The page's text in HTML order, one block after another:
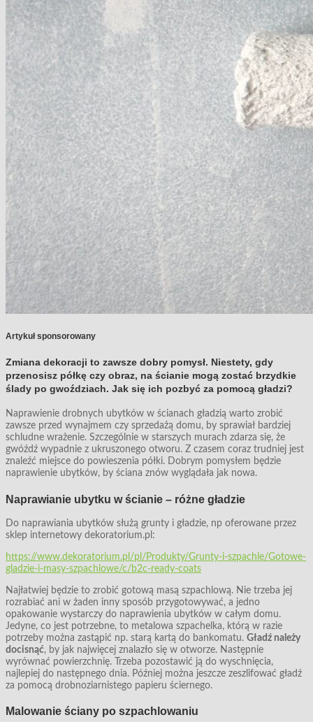
Artykuł sponsorowany
Zmiana dekoracji to zawsze dobry pomysł. Niestety, gdy
przenosisz półkę czy obraz, na ścianie mogą zostać brzydkie
ślady po gwoździach. Jak się ich pozbyć za pomocą gładzi?
Naprawienie drobnych ubytków w ścianach gładzią warto zrobić
zawsze przed wynajmem czy sprzedażą domu, by sprawiał bardziej
schludne wrażenie. Szczególnie w starszych murach zdarza się, że
gwóźdź wypadnie z ukruszonego otworu. Z czasem coraz trudniej jest
znaleźć miejsce do powieszenia półki. Dobrym pomysłem będzie
naprawienie ubytków, by ściana znów wyglądała jak nowa.
Naprawianie ubytku w ścianie – różne gładzie
Do naprawiania ubytków służą grunty i gładzie, np oferowane przez
sklep internetowy dekoratorium.pl:
https://www.dekoratorium.pl/pl/Produkty/Grunty-i-szpachle/Gotowe-
gladzie-i-masy-szpachlowe/c/b2c-ready-coats
Najłatwiej będzie to zrobić gotową masą szpachlową. Nie trzeba jej
rozrabiać ani w żaden inny sposób przygotowywać, a jedno
opakowanie wystarczy do naprawienia ubytków w całym domu.
Jedyne, co jest potrzebne, to metalowa szpachelka, którą w razie
potrzeby można zastąpić np. starą kartą do bankomatu. Gładź należy
docisnąć, by jak najwięcej znalazło się w otworze. Następnie
wyrównać powierzchnię. Trzeba pozostawić ją do wyschnięcia,
najlepiej do następnego dnia. Później można jeszcze zeszlifować gładź
za pomocą drobnoziarnistego papieru ściernego.
Malowanie ściany po szpachlowaniu